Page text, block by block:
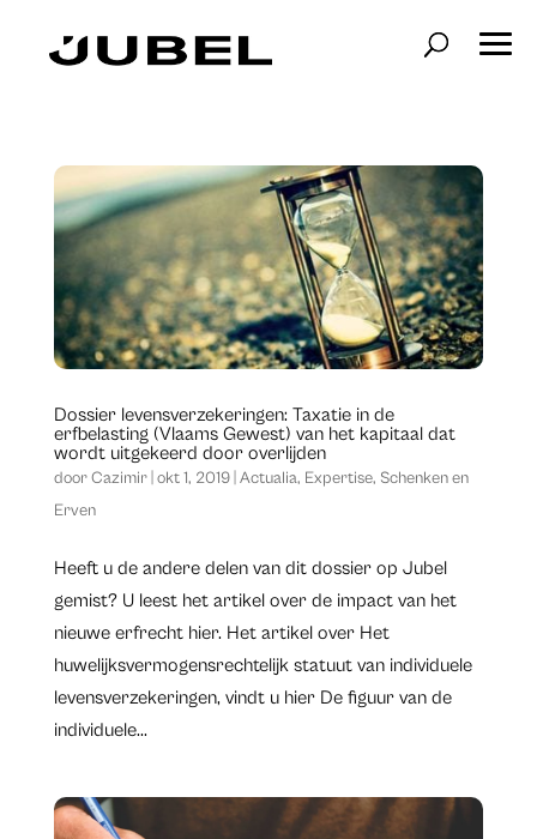
Dossier levensverzekeringen: Taxatie in de
erfbelasting (Vlaams Gewest) van het kapitaal dat
wordt uitgekeerd door overlijden
doorCazimir| okt 1, 2019| Actualia, Expertise, Schenken en
Erven
Heeft u de andere delen van dit dossier op Jubel
gemist? U leest het artikel over de impact van het
nieuwe erfrecht hier. Het artikel over Het
huwelijksvermogensrechtelijk statuut van individuele
levensverzekeringen, vindt u hier De figuur van de
individuele...